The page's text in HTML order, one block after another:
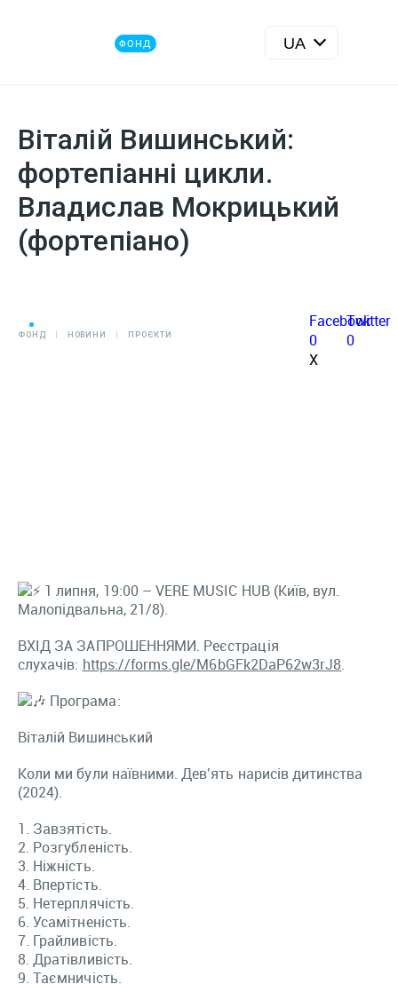
ФОНД
Віталій Вишинський:
фортепіанні цикли.
Владислав Мокрицький
(фортепіано)
ФОНД НОВИНИ ПРОЄКТИ
Facebook
0
Twitter
0
X
1 липня, 19:00 – VERE MUSIC HUB (Київ, вул.
Малопідвальна, 21/8).
ВХІД ЗА ЗАПРОШЕННЯМИ. Реєстрація
слухачів: https://forms.gle/M6bGFk2DaP62w3rJ8.
Програма:
Віталій Вишинський
Коли ми були наївними. Дев’ять нарисів дитинства
(2024).
1. Завзятість.
2. Розгубленість.
3. Ніжність.
4. Впертість.
5. Нетерплячість.
6. Усамітненість.
7. Грайливість.
8. Дратівливість.
9. Таємничість.